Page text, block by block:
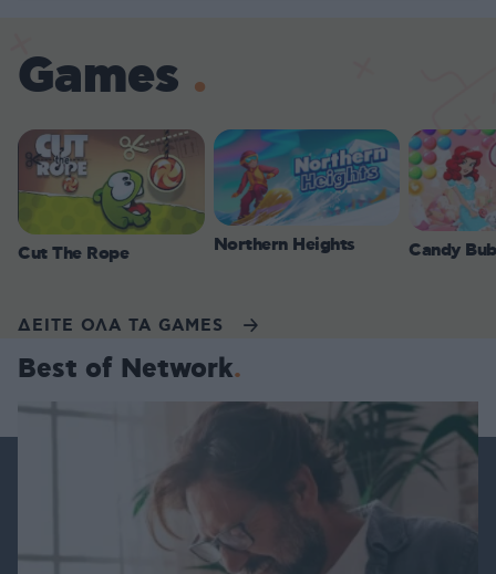
Games
Cut The Rope Northern Heights Candy
ΔΕΙΤΕ ΟΛΑ ΤΑ GAMES
Best of Network